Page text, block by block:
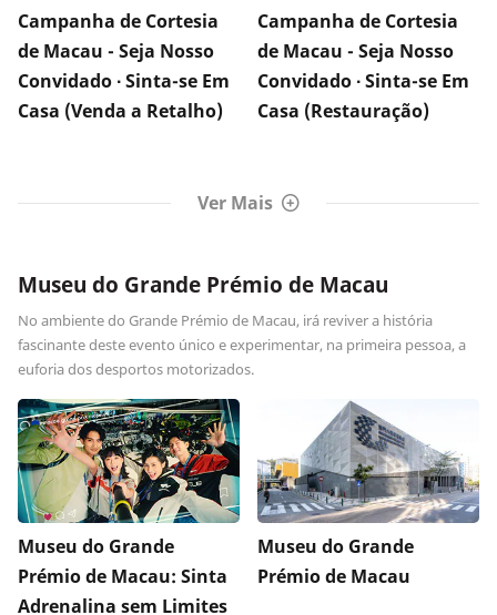
Campanha de Cortesia
de Macau - Seja Nosso
Convidado ∙ Sinta-se Em
Casa (Venda a Retalho)
Campanha de Cortesia
de Macau - Seja Nosso
Convidado ∙ Sinta-se Em
Casa (Restauração)
Ver Mais
Museu do Grande Prémio de Macau
No ambiente do Grande Prémio de Macau, irá reviver a história
fascinante deste evento único e experimentar, na primeira pessoa, a
euforia dos desportos motorizados.
Museu do Grande
Prémio de Macau: Sinta
Adrenalina sem Limites
Museu do Grande
Prémio de Macau